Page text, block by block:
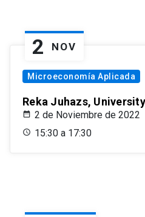
2 NOV
Microeconomía Aplicada
Reka Juhazs,
2 de Noviembre de 2022
15:30 a 17:30